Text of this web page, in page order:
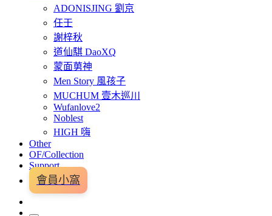
ADONISJING 劉京
任壬
謝梓秋
道仙騏 DaoXQ
蒙面莮神
Men Story 風孩子
MUCHUM 壹木巡川
Wufanlove2
Noblest
HIGH 嗨
Other
OF/Collection
Support
會員小窩